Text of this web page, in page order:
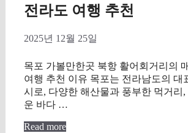
전라도 여행 추천
2025년 12월 25일
목포 가볼만한곳 북항 활어회거리의
여행 추천 이유 목포는 전라남도의 대
시로, 다양한 해산물과 풍부한 먹거리
운 바다 …
Read more